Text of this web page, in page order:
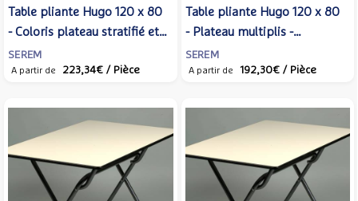
Table pliante Hugo 120 x 80
- Coloris plateau stratifié et
piètement variables
SEREM
A partir de 223,34€ / Pièce
Table pliante Hugo 120 x 80
- Plateau multiplis -
Piètement gris martelé
SEREM
A partir de 192,30€ / Pièce